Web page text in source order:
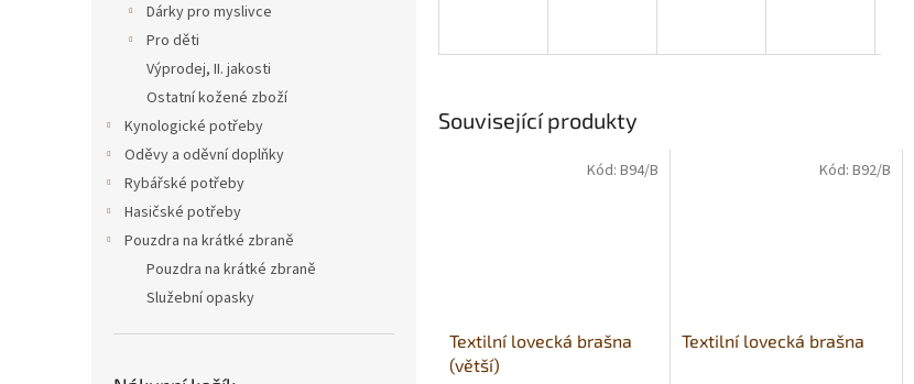
Dárky pro myslivce
Pro děti
Výprodej, II. jakosti
Ostatní kožené zboží
Kynologické potřeby
Oděvy a oděvní doplňky
Rybářské potřeby
Hasičské potřeby
Pouzdra na krátké zbraně
Pouzdra na krátké zbraně
Služební opasky
Související produkty
Textilní lovecká brašna
(větší)
Kód: B94/B
Textilní lovecká brašna
Kód: B92/B